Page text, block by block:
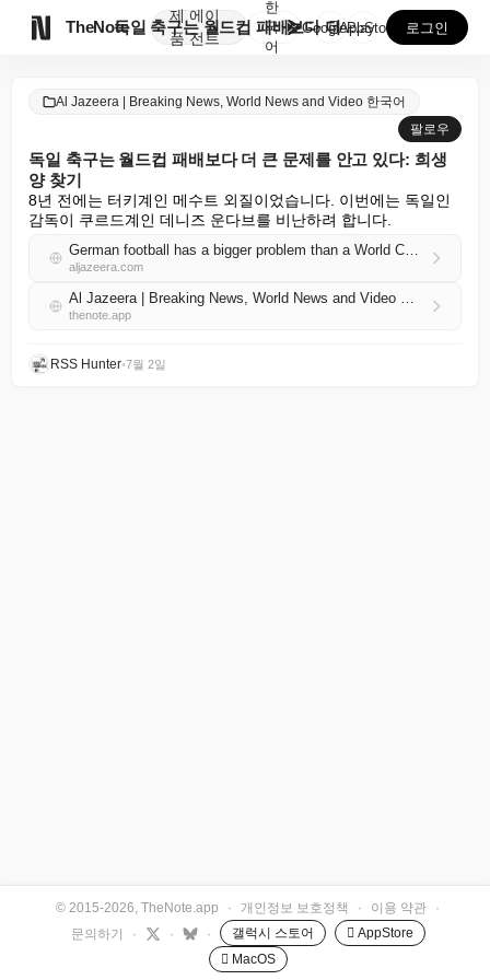
TheNote
제
품
에이
전트
독일 축구는 월드컵 패배보다 더 큰 문제를 안고 있다:...
한
국
어
GooglePlay
AppStore 로그인
Al Jazeera | Breaking News, World News and Video 한국어
팔로우
독일 축구는 월드컵 패배보다 더 큰 문제를 안고 있다: 희생
양 찾기
8년 전에는 터키계인 메수트 외질이었습니다. 이번에는 독일인
감독이 쿠르드계인 데니즈 운다브를 비난하려 합니다.
German football has a bigger problem than a World Cup loss: Scapegoating
aljazeera.com
Al Jazeera | Breaking News, World News and Video 한국어 RSS
thenote.app
RSS Hunter•7월 2일
© 2015-2026, TheNote.app · 개인정보 보호정책 · 이용 약관
·
문의하기
· · · 갤럭시 스토어
 AppStore
 MacOS